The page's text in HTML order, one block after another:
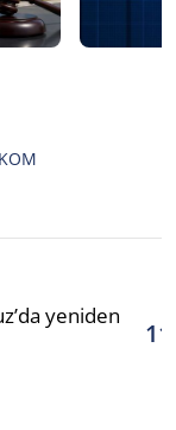
yeniden